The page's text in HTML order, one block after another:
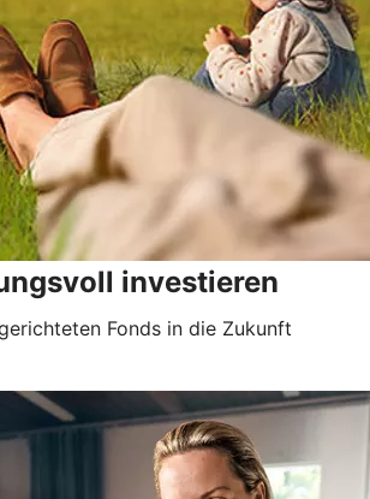
investieren
Fonds in die Zukunft